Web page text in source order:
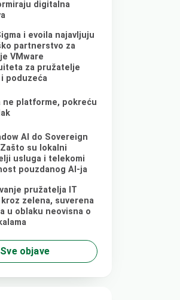
digitalna
i evoila najavljuju
partnerstvo za
VMware
za pružatelje
poduzeća
ne platforme, pokreću
AI do Sovereign
su lokalni
usluga i telekomi
pouzdanog AI-ja
pružatelja IT
zelena, suverena
u oblaku neovisna o
Sve objave